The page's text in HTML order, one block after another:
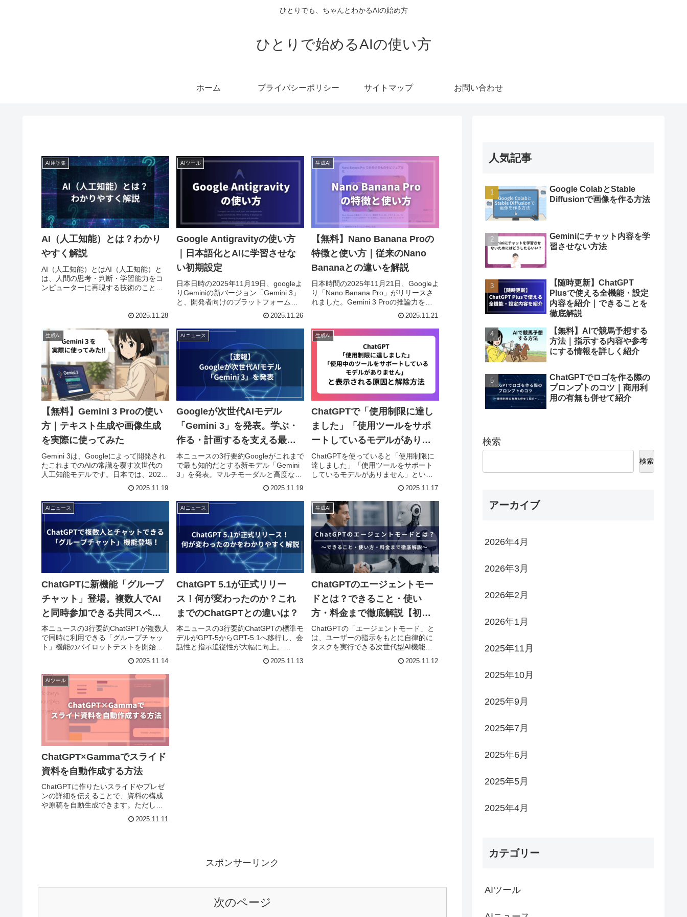
ひとりでも、ちゃんとわかるAIの始め方
ひとりで始めるAIの使い方
ホーム プライバシーポリシー サイトマップ お問い合わせ
AI用語集
AI（人工知能）とは？わかり
やすく解説
AI（人工知能）とはAI（人工知能）と
は、人間の思考・判断・学習能力をコ
ンピューターに再現する技術のことで
込んでいます。たとえば、以下のサー
2025.11.28
AIツール
Google Antigravityの使い方
｜日本語化とAIに学習させな
い初期設定
日本日時の2025年11月19日、googleよ
りGeminiの新バージョン「Gemini 3」
と、開発者向けのプラットフォームで
ある「Google Antigravity」がリリース
されました。「Google Antigravity」と
は...
2025.11.26
生成AI
【無料】Nano Banana Proの
特徴と使い方｜従来のNano
Bananaとの違いを解説
日本時間の2025年11月21日、Googleよ
り「Nano Banana Pro」がリリースさ
れました。Gemini 3 Proの推論力を活
かした強力な画像生成AIで、これまで
Nano bananaが苦手としていた日本語
の表記制度も格段に...
2025.11.21
生成AI
【無料】Gemini 3 Proの使い
方｜テキスト生成や画像生成
を実際に使ってみた
Gemini 3は、Googleによって開発され
たこれまでのAIの常識を覆す次世代の
人工知能モデルです。日本では、2025
年11月19日よりGeminiアプリやブラウ
ザ版・Google AI Studioなどで利用でき
るようになりました。大...
2025.11.19
AIニュース
Googleが次世代AIモデル
「Gemini 3」を発表。学ぶ・
作る・計画するを支える最も
知的なモデル
本ニュースの3行要約Googleがこれまで
で最も知的だとする新モデル「Gemini
3」を発表。マルチモーダルと高度な推
論能力を大きく強化。Gemini 3 Proと
推論性能をさらに高めた「Gemini 3
Deep Think」を軸に、学...
2025.11.19
生成AI
ChatGPTで「使用制限に達し
ました」「使用ツールをサポ
ートしているモデルがありま
せん」と表示される原因と解
除方法
ChatGPTを使っていると「使用制限に
達しました」「使用ツールをサポート
しているモデルがありません」という
エラー文が表示されること、あります
よね。このエラーはChatGPTの利用制
限に達したことが原因で警告してお
り、プランによって制限内容...
2025.11.17
AIニュース
ChatGPTに新機能「グループ
チャット」登場。複数人でAI
と同時参加できる共同スペー
スを試験提供開始
本ニュースの3行要約ChatGPTが複数人
で同時に利用できる「グループチャッ
ト」機能のパイロットテストを開始。
ット内でChatGPTと協力しながら計
画・作業が可能に。日本を含む4地域で
先行提供され、GPT-...
2025.11.14
AIニュース
ChatGPT 5.1が正式リリー
ス！何が変わったのか？これ
までのChatGPTとの違いは？
本ニュースの3行要約ChatGPTの標準モ
デルがGPT-5からGPT-5.1へ移行し、会
話性と指示追従性が大幅に向上。
され、用途に応じた最適なモデル選択
2025.11.13
生成AI
ChatGPTのエージェントモー
ドとは？できること・使い
方・料金まで徹底解説【初心
者向け】
ChatGPTの「エージェントモード」と
は、ユーザーの指示をもとに自律的に
タスクを実行できる次世代型AI機能で
たり文章を生成したりする「会話中心
2025.11.12
AIツール
ChatGPT×Gammaでスライド
資料を自動作成する方法
ChatGPTに作りたいスライドやプレゼ
ンの詳細を伝えることで、資料の構成
や原稿を自動生成できます。ただし、
ァイル形式（.pptx）を直接出力するに
2025.11.11
スポンサーリンク
次のページ
人気記事
Google ColabとStable
Diffusionで画像を作る方法
Geminiにチャット内容を学
習させない方法
【随時更新】ChatGPT
Plusで使える全機能・設定
内容を紹介｜できることを
徹底解説
【無料】AIで競馬予想する
方法｜指示する内容や参考
にする情報を詳しく紹介
ChatGPTでロゴを作る際の
プロンプトのコツ｜商用利
用の有無も併せて紹介
検索
検索
アーカイブ
2026年4月
2026年3月
2026年2月
2026年1月
2025年11月
2025年10月
2025年9月
2025年7月
2025年6月
2025年5月
2025年4月
カテゴリー
AIツール